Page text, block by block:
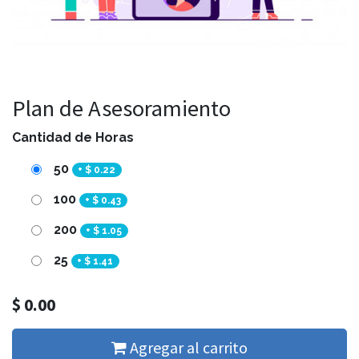
Plan de Asesoramiento
Cantidad de Horas
50 +$ 0.22
100 +$ 0.43
200 +$ 1.05
25 +$ 1.41
$ 0.00
Agregar al carrito